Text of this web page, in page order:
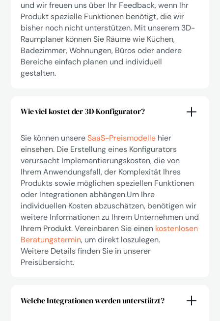
und wir freuen uns über Ihr Feedback, wenn Ihr
Produkt spezielle Funktionen benötigt, die wir
bisher noch nicht unterstützen. Mit unserem 3D-
Raumplaner können Sie Räume wie Küchen,
Badezimmer, Wohnungen, Büros oder andere
Bereiche einfach planen und individuell
gestalten.
Wie viel kostet der 3D-Konfigurator?
Sie können unsereSaaS-Preismodelle hier
einsehen. Die Erstellung eines Konfigurators
verursacht Implementierungskosten, die von
Ihrem Anwendungsfall, der Komplexität Ihres
Produkts sowie möglichen speziellen Funktionen
oder Integrationen abhängen.Um Ihre
individuellen Kosten abzuschätzen, benötigen wir
weitere Informationen zu Ihrem Unternehmen und
Ihrem Produkt. Vereinbaren Sie einen kostenlosen
Beratungstermin, um direkt loszulegen.
Weitere Details finden Sie in unserer
Preisübersicht.
Welche Integrationen werden unterstützt?